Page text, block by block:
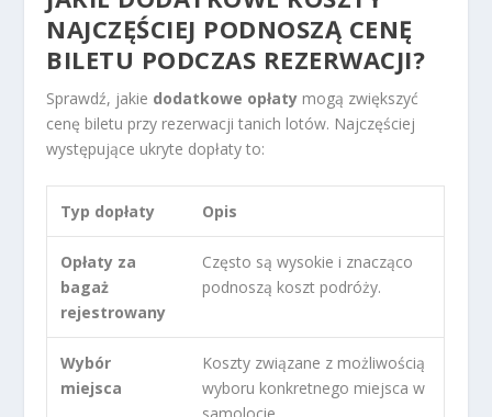
NAJCZĘŚCIEJ PODNOSZĄ CENĘ
BILETU PODCZAS REZERWACJI?
Sprawdź, jakie dodatkowe opłaty mogą zwiększyć
cenę biletu przy rezerwacji tanich lotów. Najczęściej
występujące ukryte dopłaty to:
Typ dopłaty Opis
Opłaty za
bagaż
rejestrowany
Często są wysokie i znacząco
podnoszą koszt podróży.
Wybór
miejsca
Koszty związane z możliwością
wyboru konkretnego miejsca w